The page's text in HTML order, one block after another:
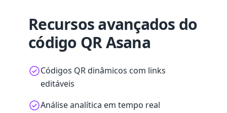
Recursos avançados do
código QR Asana
Códigos QR dinâmicos com links
editáveis
Análise analítica em tempo real